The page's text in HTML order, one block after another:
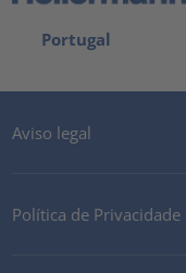
Portugal
Aviso legal
Política de Privacidade